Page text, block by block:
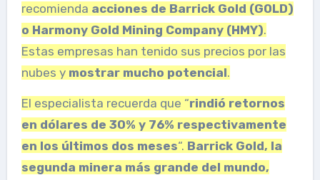
recomienda acciones de Barrick Gold (GOLD)
o Harmony Gold Mining Company (HMY).
Estas empresas han tenido sus precios por las
nubes y mostrar mucho potencial.
El especialista recuerda que “rindió retornos
en dólares de 30% y 76% respectivamente
en los últimos dos meses“. Barrick Gold, la
segunda minera más grande del mundo,